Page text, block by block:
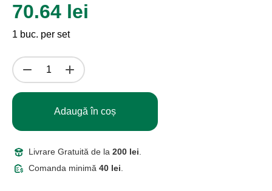
70.64 lei
1 buc. per set
Adaugă în coș
Livrare Gratuită de la 200 lei.
Comanda minimă 40 lei.